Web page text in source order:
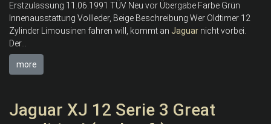
Erstzulassung 11.06.1991 TÜV Neu vor Übergabe Farbe Grün
Innenausstattung Vollleder, Beige Beschreibung Wer Oldtimer 12
Zylinder Limousinen fahren will, kommt an Jaguar nicht vorbei.
Der...
more
Jaguar XJ 12 Serie 3 Great